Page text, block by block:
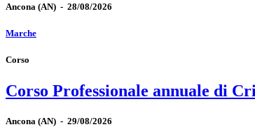
Ancona (AN) - 28/08/2026
Marche
Corso
Corso Professionale annuale di
Ancona (AN) - 29/08/2026